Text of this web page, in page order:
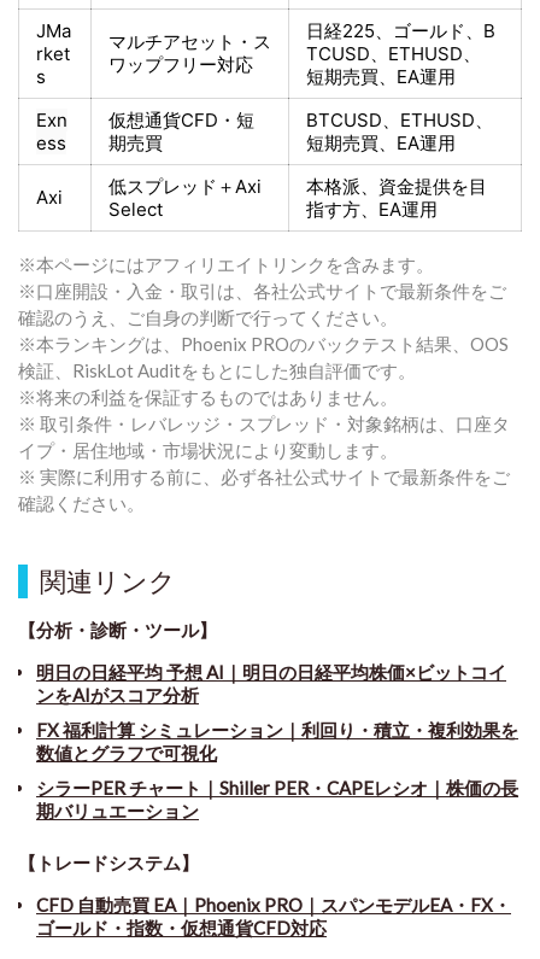
JMa
rket
s
マルチアセット・ス
ワップフリー対応
日経225、ゴールド、 B
TCUSD、ETHUSD、
短期売買、EA運用
Exn
ess
仮想通貨CFD・短
期売買
BTCUSD、ETHUSD、
短期売買、EA運用
Axi 低スプレッド＋Axi
Select
本格派、資金提供を目
指す方、EA運用
※本ページにはアフィリエイトリンクを含みます。
※口座開設・入金・取引は、各社公式サイトで最新条件をご
確認のうえ、ご自身の判断で行ってください。
※本ランキングは、Phoenix PROのバックテスト結果、OOS
検証、RiskLot Auditをもとにした独自評価です。
※将来の利益を保証するものではありません。
※ 取引条件・レバレッジ・スプレッド・対象銘柄は、口座タ
イプ・居住地域・市場状況により変動します。
※ 実際に利用する前に、必ず各社公式サイトで最新条件をご
確認ください。
関連リンク
【分析・診断・ツール】
明日の日経平均 予想 AI｜明日の日経平均株価×ビットコイ
ンをAIがスコア分析
FX 福利計算 シミュレーション｜利回り・積立・複利効果を
数値とグラフで可視化
シラーPER チャート ｜ Shiller PER・CAPEレシオ｜株価の長
期バリュエーション
【トレードシステム】
CFD 自動売買 EA｜Phoenix PRO｜スパンモデルEA・FX・
ゴールド・指数・仮想通貨CFD対応